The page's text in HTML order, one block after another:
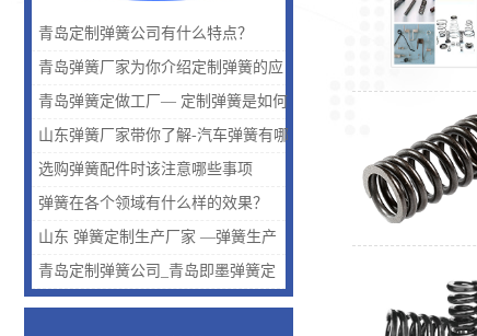
青岛定制弹簧公司有什么特点？
青岛弹簧厂家为你介绍定制弹簧的应
用是什么？
青岛弹簧定做工厂— 定制弹簧是如何
保障质量的呢？
山东弹簧厂家带你了解-汽车弹簧有哪
些种类？汽车弹簧种类介绍
选购弹簧配件时该注意哪些事项
弹簧在各个领域有什么样的效果？
山东 弹簧定制生产厂家 —弹簧生产
研发【图】
青岛定制弹簧公司_青岛即墨弹簧定
制_青岛定制弹簧找哪家